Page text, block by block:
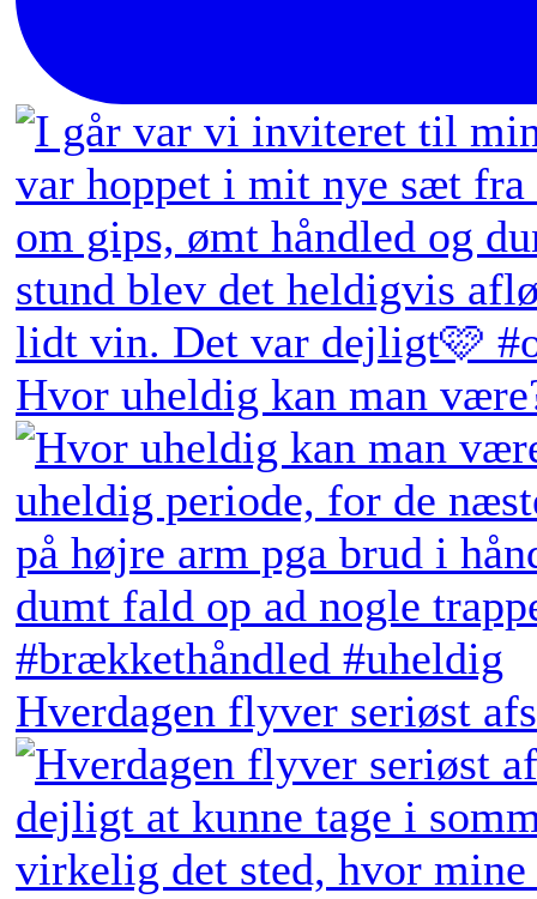
Hvor uheldig kan man
Hverdagen flyver seriøst